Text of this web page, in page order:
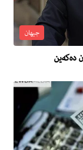
جیهان
دەکەین